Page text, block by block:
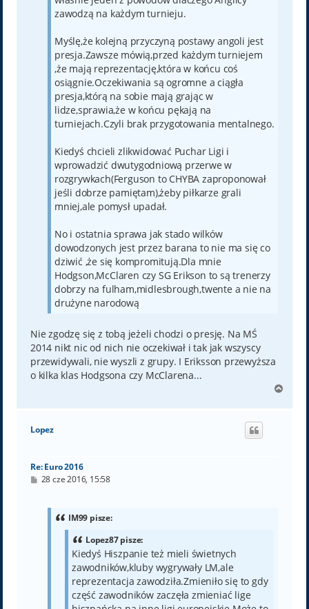
zawodzą na każdym turnieju.
Myślę,że kolejną przyczyną postawy angoli jest
presja.Zawsze mówią,przed każdym turniejem
,że mają reprezentację,która w końcu coś
osiągnie.Oczekiwania są ogromne a ciągła
presja,którą na sobie mają grając w
lidze,sprawia,że w końcu pękają na
turniejach.Czyli brak przygotowania mentalnego.
Kiedyś chcieli zlikwidować Puchar Ligi i
wprowadzić dwutygodniową przerwe w
rozgrywkach(Ferguson to CHYBA zaproponował
jeśli dobrze pamiętam),żeby piłkarze grali
mniej,ale pomysł upadał.
No i ostatnia sprawa jak stado wilków
dowodzonych jest przez barana to nie ma się co
dziwić ,że się kompromitują.Dla mnie
Hodgson,McClaren czy SG Erikson to są trenerzy
dobrzy na fulham,midlesbrough,twente a nie na
drużyne narodową
Nie zgodzę się z tobą jeżeli chodzi o presję. Na MŚ
2014 nikt nic od nich nie oczekiwał i tak jak wszyscy
przewidywali, nie wyszli z grupy. I Eriksson przewyższa
o kilka klas Hodgsona czy McClarena...
g
Lopez
Re: Euro 2016
P28 cze 2016, 15:58
IM99 pisze:
Lopez87 pisze:
Kiedyś Hiszpanie też mieli świetnych
zawodników,kluby wygrywały LM,ale
reprezentacja zawodziła.Zmieniło się to gdy
część zawodników zaczęła zmieniać lige